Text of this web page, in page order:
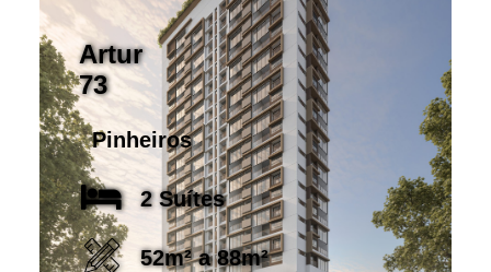
Artur
73
Pinheiros
2 Suítes
52m² a 88m²